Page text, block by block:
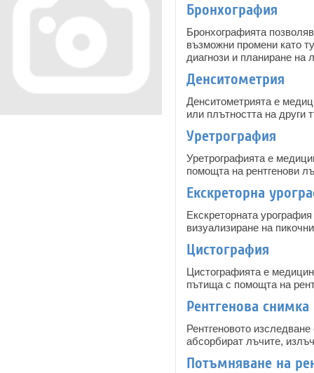
Бронхография
Бронхографията
възможни промени като
диагнози и планиране на
Денситометрия
Денситометрията е
или плътността на други
Уретрография
Уретрографията е
помощта на рентгенови
Екскреторна
Екскреторната
визуализиране на
Цистография
Цистографията е
пътища с помощта на
Рентгенова
Рентгеновото
абсорбират лъчите,
Потъмняване на